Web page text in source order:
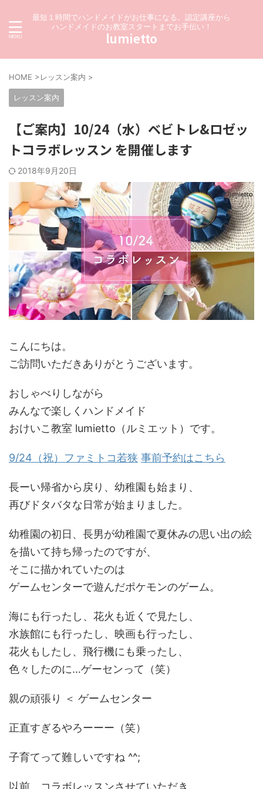
最短１時間でハンドメイドがお仕事になる。認定講座から
ハンドメイドのお教室スタートまでお手伝い！
lumietto
HOME >レッスン案内 >
レッスン案内
【ご案内】10/24（水）ベビトレ&ロゼッ
トコラボレッスン を開催します
2018年9月20日
こんにちは。
ご訪問いただきありがとうございます。
おしゃべりしながら
みんなで楽しくハンドメイド
おけいこ教室 lumietto（ルミエット）です。
9/24 （祝）ファミトコ若狭 事前予約はこちら
長ーい帰省から戻り、幼稚園も始まり、
再びドタバタな日常が始まりました。
幼稚園の初日、長男が幼稚園で夏休みの思い出の絵
を描いて持ち帰ったのですが、
そこに描かれていたのは
ゲームセンターで遊んだポケモンのゲーム。
海にも行ったし、花火も近くで見たし、
水族館にも行ったし、映画も行ったし、
花火もしたし、飛行機にも乗ったし、
色々したのに…ゲーセンって（笑）
親の頑張り ＜ ゲームセンター
正直すぎるやろーーー（笑）
子育てって難しいですね ^^;
以前、コラボレッスンさせていただき、